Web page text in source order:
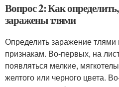
Вопрос 2: Как
заражены тлями
Определить заражение
признакам. Во-первых, на
появляться мелкие,
желтого или черного цвета.